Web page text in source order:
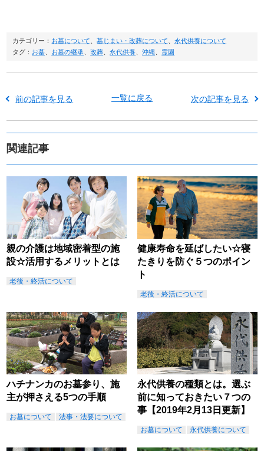
カテゴリー： お墓について 、墓じまい・改葬について 、永代供養について
タグ： お墓 お墓の継承 、改葬 、永代供養 、沖縄 霊園
前の記事を見る 一覧に戻る 次の記事を見る
関連記事
親の介護は地域密着型の施
設☆活用するメリットとは
老後・終活について
健康寿命を延ばしたい☆寝
たきりを防ぐ５つのポイン
ト
老後・終活について
ハチナンカのお墓参り、施
主が押さえる5つの手順
お墓について 法事・法要について
永代供養の種類とは。選ぶ
前に知っておきたい７つの
事【2019年2月13日更新】
お墓について 永代供養について